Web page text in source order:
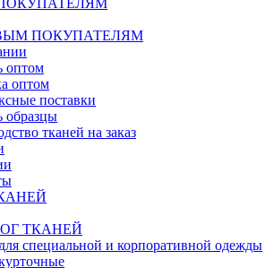
ПОКУПАТЕЛЯМ
оптом
оптом
поставки
образцы
тканей на заказ
ТКАНЕЙ
специальной и корпоративной одежды